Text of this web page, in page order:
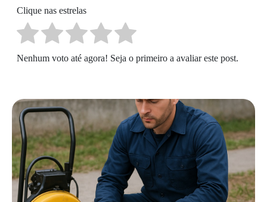
Clique nas estrelas
Nenhum voto até agora! Seja o primeiro a avaliar este post.